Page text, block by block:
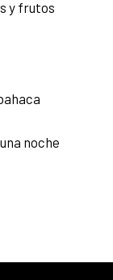
y frutos
noche